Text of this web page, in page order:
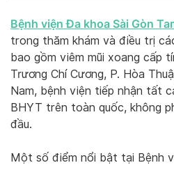
Bệnh viện Đa khoa Sài Gòn
trong thăm khám và điều trị
bao gồm viêm mũi xoang cấp
Trương Chí Cương, P. Hòa
Nam, bệnh viện tiếp nhận tất
BHYT trên toàn quốc, không
đầu.
Một số điểm nổi bật tại Bệnh